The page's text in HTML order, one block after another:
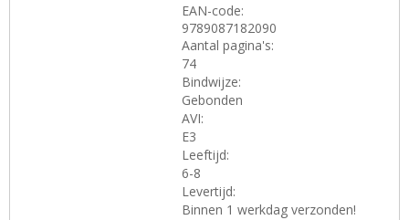
EAN-code:
9789087182090
Aantal pagina's:
74
Bindwijze:
Gebonden
AVI:
E3
Leeftijd:
6-8
Levertijd:
Binnen 1 werkdag verzonden!